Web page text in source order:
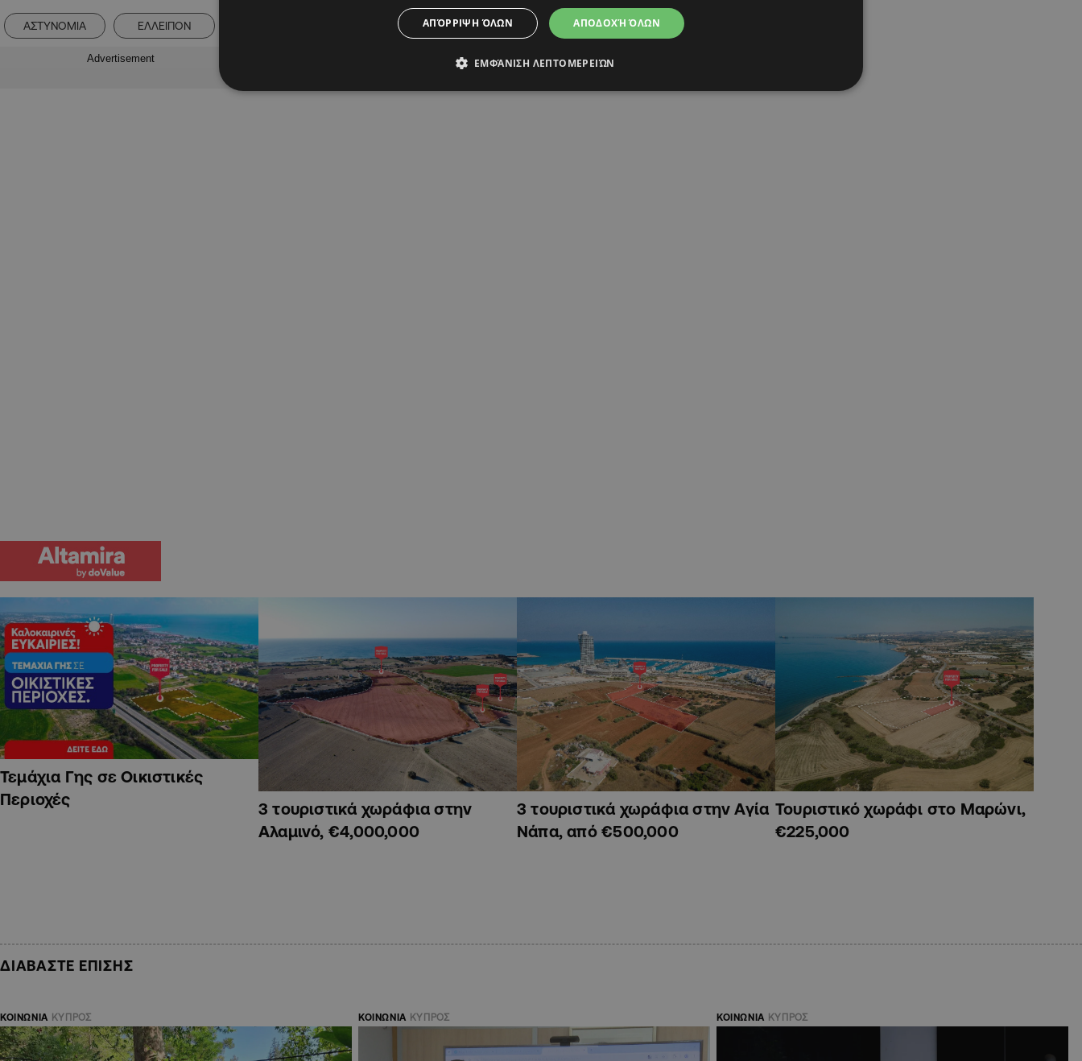
ΑΣΤΥΝΟΜΙΑ ΕΛΛΕΙΠΟΝ
Advertisement
Τεμάχια Γης σε Οικιστικές
Περιοχές
3 τουριστικά χωράφια στην
Αλαμινό, €4,000,000
3 τουριστικά χωράφια στην Αγία
Νάπα, από €500,000
Τουριστικό χωράφι στο Μαρώνι,
€225,000
ΔΙΑΒΑΣΤΕ ΕΠΙΣΗΣ
ΚΟΙΝΩΝΙΑ ΚΥΠΡΟΣ ΚΟΙΝΩΝΙΑ ΚΥΠΡΟΣ ΚΟΙΝΩΝΙΑ ΚΥΠΡΟΣ
ΑΠΟΔΟΧΉ ΌΛΩΝ
ΑΠΌΡΡΙΨΗ ΌΛΩΝ
ΕΜΦΆΝΙΣΗ ΛΕΠΤΟΜΕΡΕΙΏΝ